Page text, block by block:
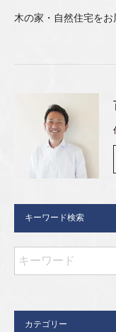
木の家・自然住宅をお
キーワード検索
カテゴリー